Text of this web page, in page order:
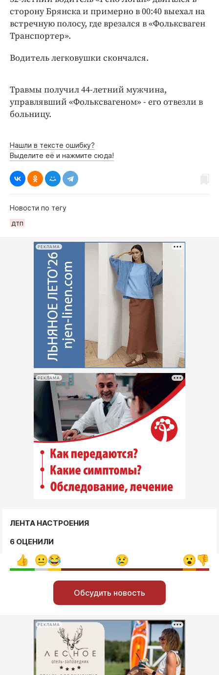
Медиаперсона
Интересное чтиво
Клиника года
Работодатель года
сторону Брянска и примерно в 00:40 выехал на
встречную полосу, где врезался в «Фольксваген
Транспортер».
Водитель легковушки скончался.
Травмы получил 44-летний мужчина,
управлявший «Фольксвагеном» - его отвезли в
больницу.
Нашли в тексте ошибку?
Выделите её и нажмите сюда!
Новости по тегу
дтп
РЕКЛАМА
РЕКЛАМА
ЛЕНТА НАСТРОЕНИЯ
6 ОЦЕНИЛИ
Обсудить новость
РЕКЛАМА